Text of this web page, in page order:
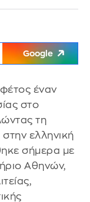
Google
έναν
στο
τη
ελληνική
σήμερα με
Αθηνών,